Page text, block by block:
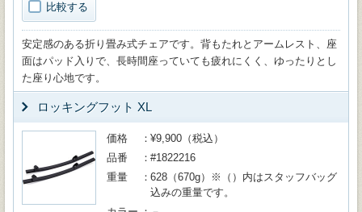
比較する
安定感のある折り畳み式チェアです。背もたれとアームレスト、座
面はパッド入りで、長時間座っていても疲れにくく、ゆったりとし
た座り心地です。
ロッキングフット XL
価格
¥9,900（税込）
品番
#1822216
重量
628（670g）※（）内はスタッフバッグ
込みの重量です。